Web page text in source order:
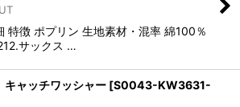
特徴 ポプリン 生地素材・混率 綿100％
サックス …
ャッチワッシャー [S0043-KW3631-